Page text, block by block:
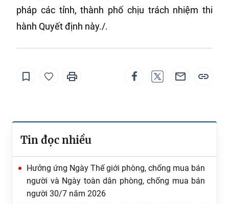
pháp các tỉnh, thành phố chịu trách nhiệm thi
hành Quyết định này./.
Tin đọc nhiều
Hưởng ứng Ngày Thế giới phòng, chống mua bán
người và Ngày toàn dân phòng, chống mua bán
người 30/7 năm 2026